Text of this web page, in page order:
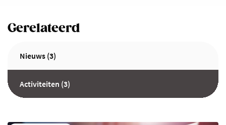
Gerelateerd
Nieuws (3)
Activiteiten (3)